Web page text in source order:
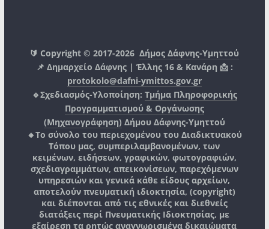
🔰 Copyright © 2017-2026Δήμος Δάφνης-Υμηττού
📌 Δημαρχείο Δάφνης | Έλλης 16 & Κανάρη 📩 :
protokolo@dafni-ymittos.gov.gr
🔹Σχεδιασμός-Υλοποίηση: Τμήμα Πληροφορικής
Προγραμματισμού & Οργάνωσης
(Μηχανογράφηση) Δήμου Δάφνης-Υμηττού
🔸Το σύνολο του περιεχομένου του Διαδικτυακού
Τόπου μας, συμπεριλαμβανομένων, των
κειμένων, ειδήσεων, γραφικών, φωτογραφιών,
σχεδιαγραμμάτων, απεικονίσεων, παρεχόμενων
υπηρεσιών και γενικά κάθε είδους αρχείων,
αποτελούν πνευματική ιδιοκτησία, (copyright)
και διέπονται από τις εθνικές και διεθνείς
διατάξεις περί Πνευματικής Ιδιοκτησίας, με
εξαίρεση τα ρητώς αναγνωρισμένα δικαιώματα